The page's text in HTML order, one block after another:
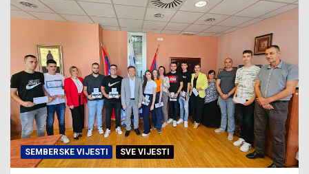
SEMBERSKE VIJESTI SVE VIJESTI